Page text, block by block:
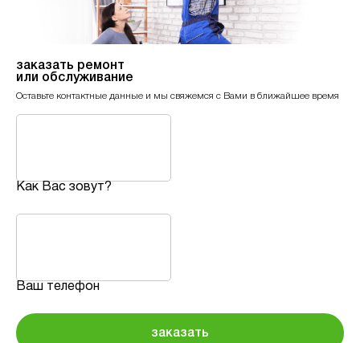
заказать ремонт
или обслуживание
Оставьте контактные данные и мы свяжемся с Вами в ближайшее время
Как Вас зовут?
Ваш телефон
заказать